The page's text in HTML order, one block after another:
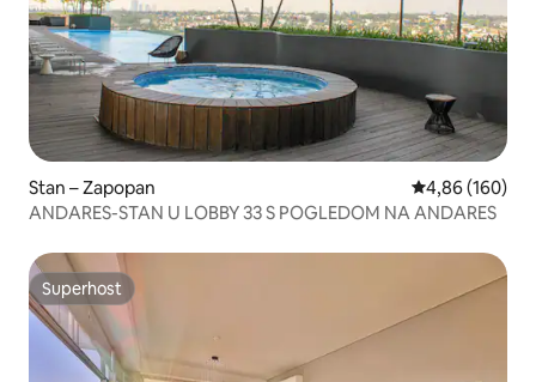
Stan – Zapopan Prosječna
4,86 (160)
ANDARES-STAN U LOBBY 33 S POGLEDOM NA ANDARES
Superhost
Superhost